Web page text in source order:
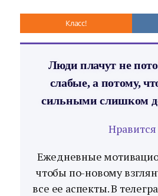
Класс!
Люди плачут не
слабые, а потому,
сильными слишком
Нравится
Ежедневные
чтобы по-новому
все ее аспекты. В